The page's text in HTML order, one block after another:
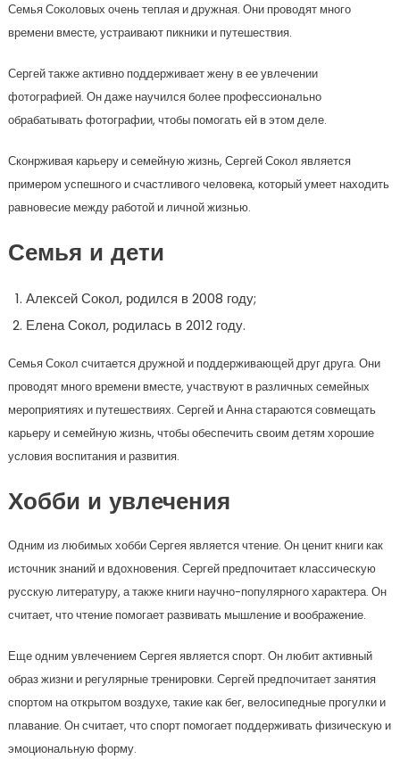
Семья Соколовых очень теплая и дружная. Они проводят много
времени вместе, устраивают пикники и путешествия.
Сергей также активно поддерживает жену в ее увлечении
фотографией. Он даже научился более профессионально
обрабатывать фотографии, чтобы помогать ей в этом деле.
Сконрживая карьеру и семейную жизнь, Сергей Сокол является
примером успешного и счастливого человека, который умеет находить
равновесие между работой и личной жизнью.
Семья и дети
Алексей Сокол, родился в 2008 году;
Елена Сокол, родилась в 2012 году.
Семья Сокол считается дружной и поддерживающей друг друга. Они
проводят много времени вместе, участвуют в различных семейных
мероприятиях и путешествиях. Сергей и Анна стараются совмещать
карьеру и семейную жизнь, чтобы обеспечить своим детям хорошие
условия воспитания и развития.
Хобби и увлечения
Одним из любимых хобби Сергея является чтение. Он ценит книги как
источник знаний и вдохновения. Сергей предпочитает классическую
русскую литературу, а также книги научно-популярного характера. Он
считает, что чтение помогает развивать мышление и воображение.
Еще одним увлечением Сергея является спорт. Он любит активный
образ жизни и регулярные тренировки. Сергей предпочитает занятия
спортом на открытом воздухе, такие как бег, велосипедные прогулки и
плавание. Он считает, что спорт помогает поддерживать физическую и
эмоциональную форму.